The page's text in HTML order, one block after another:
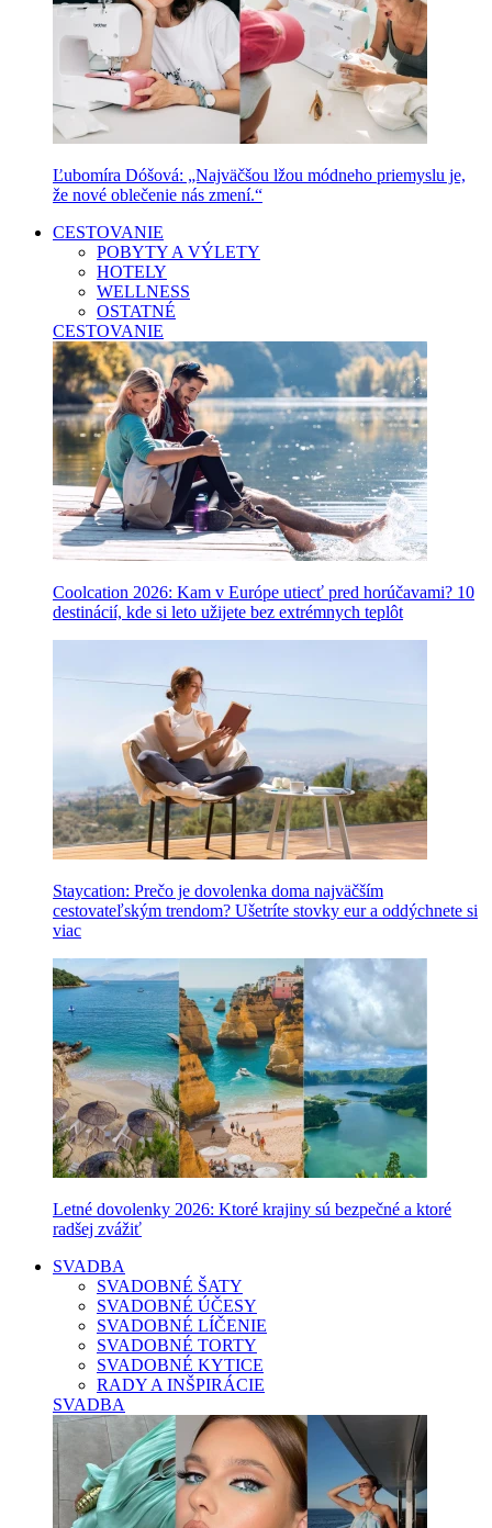
Ľubomíra Dóšová: „Najväčšou lžou módneho priemyslu je,
že nové oblečenie nás zmení.“
CESTOVANIE
POBYTY A VÝLETY
HOTELY
WELLNESS
OSTATNÉ
CESTOVANIE
Coolcation 2026: Kam v Európe utiecť pred horúčavami? 10
destinácií, kde si leto užijete bez extrémnych teplôt
Staycation: Prečo je dovolenka doma najväčším
cestovateľským trendom? Ušetríte stovky eur a oddýchnete si
viac
Letné dovolenky 2026: Ktoré krajiny sú bezpečné a ktoré
radšej zvážiť
SVADBA
SVADOBNÉ ŠATY
SVADOBNÉ ÚČESY
SVADOBNÉ LÍČENIE
SVADOBNÉ TORTY
SVADOBNÉ KYTICE
RADY A INŠPIRÁCIE
SVADBA